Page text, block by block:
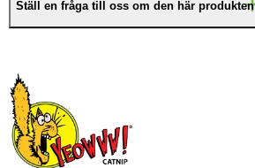
Ställ en fråga till oss om den här produkten